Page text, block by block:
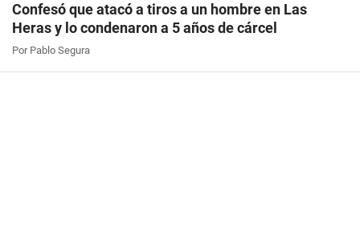
Confesó que atacó a tiros a un hombre en Las
Heras y lo condenaron a 5 años de cárcel
Por Pablo Segura